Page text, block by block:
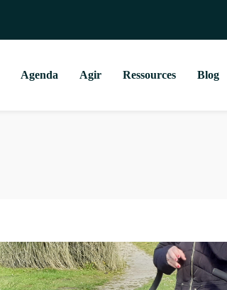
Agenda Agir Ressources Blog